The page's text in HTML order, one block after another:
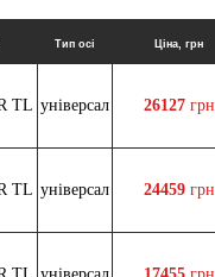
Тип осі Ціна, грн
TL універсал 26127 грн
TL універсал 24459 грн
TL універсал 17455 грн